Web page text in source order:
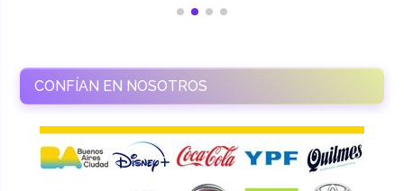
CONFÍAN EN NOSOTROS